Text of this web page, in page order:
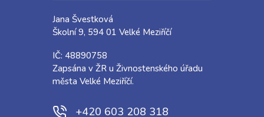
Jana Švestková
Školní 9, 594 01 Velké Meziříčí
IČ: 48890758
Zapsána v ŽR u Živnostenského úřadu
města Velké Meziříčí.
+420 603 208 318